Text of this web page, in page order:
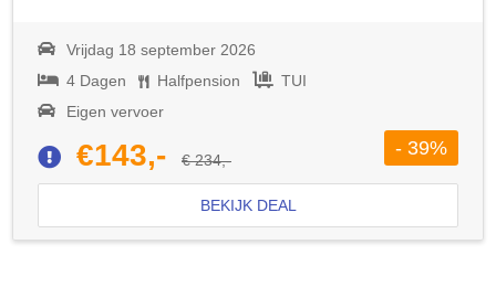
Vrijdag 18 september 2026
4 Dagen
Halfpension
TUI
Eigen vervoer
€143,- € 234,-
- 39%
BEKIJK DEAL